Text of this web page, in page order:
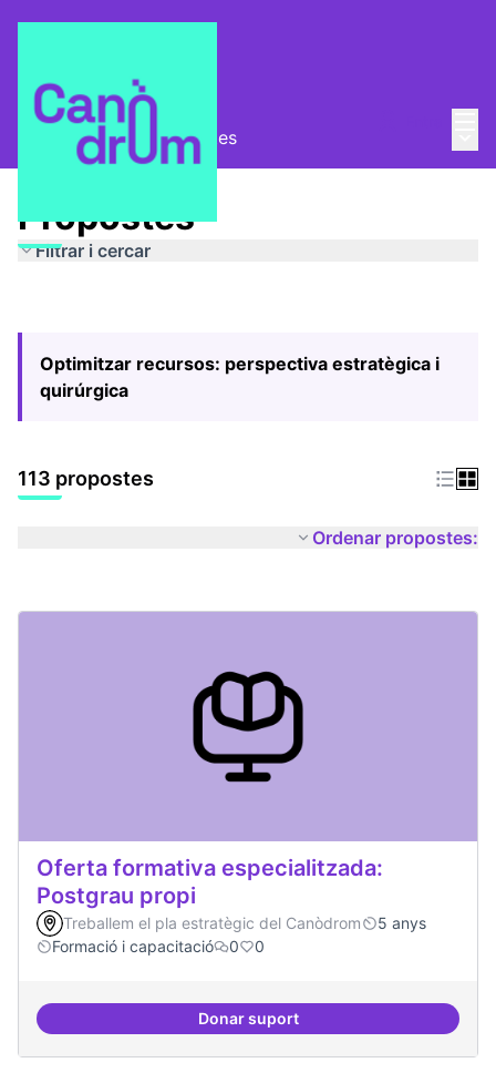
Pla Estratègic Propostes
Propostes
Filtrar i cercar
Optimitzar recursos: perspectiva estratègica i
quirúrgica
113 propostes
Ordenar propostes:
Oferta formativa especialitzada:
Postgrau propi
Treballem el pla estratègic del Canòdrom
5 anys
Formació i capacitació
0 0
Donar suportOferta formativa especialitzada: